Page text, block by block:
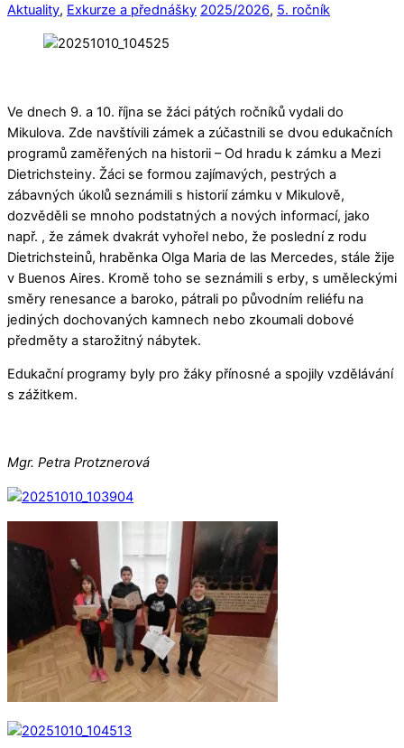
Aktuality, Exkurze a přednášky 2025/2026, 5. ročník
Ve dnech 9. a 10. října se žáci pátých ročníků vydali do
Mikulova. Zde navštívili zámek a zúčastnili se dvou edukačních
programů zaměřených na historii – Od hradu k zámku a Mezi
Dietrichsteiny. Žáci se formou zajímavých, pestrých a
zábavných úkolů seznámili s historií zámku v Mikulově,
dozvěděli se mnoho podstatných a nových informací, jako
např. , že zámek dvakrát vyhořel nebo, že poslední z rodu
Dietrichsteinů, hraběnka Olga Maria de las Mercedes, stále žije
v Buenos Aires. Kromě toho se seznámili s erby, s uměleckými
směry renesance a baroko, pátrali po původním reliéfu na
jediných dochovaných kamnech nebo zkoumali dobové
předměty a starožitný nábytek.
Edukační programy byly pro žáky přínosné a spojily vzdělávání
s zážitkem.
Mgr. Petra Protznerová